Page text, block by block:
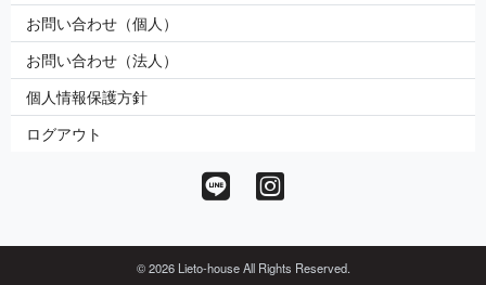
お問い合わせ（個人）
お問い合わせ（法人）
個人情報保護方針
ログアウト
© 2026 Lieto-house All Rights Reserved.